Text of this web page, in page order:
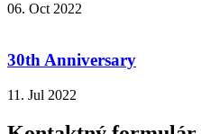
06. Oct 2022
30th Anniversary
11. Jul 2022